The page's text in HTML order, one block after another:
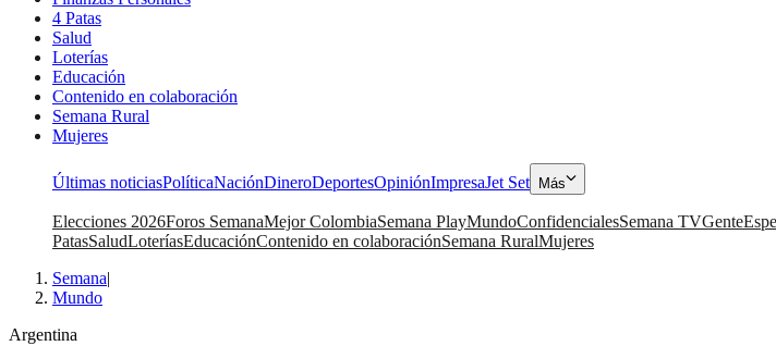
4 Patas
Salud
Loterías
Educación
Contenido en colaboración
Semana Rural
Mujeres
Últimas noticiasPolíticaNaciónDineroDeportesOpiniónImpresaJet Set Más
Elecciones 2026Foros SemanaMejor ColombiaSemana PlayMundoConfidencialesSemana TVGente
PatasSaludLoteríasEducaciónContenido en colaboraciónSemana RuralMujeres
Semana|
Mundo
Argentina